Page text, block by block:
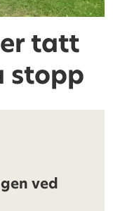
tatt
stopp
ved